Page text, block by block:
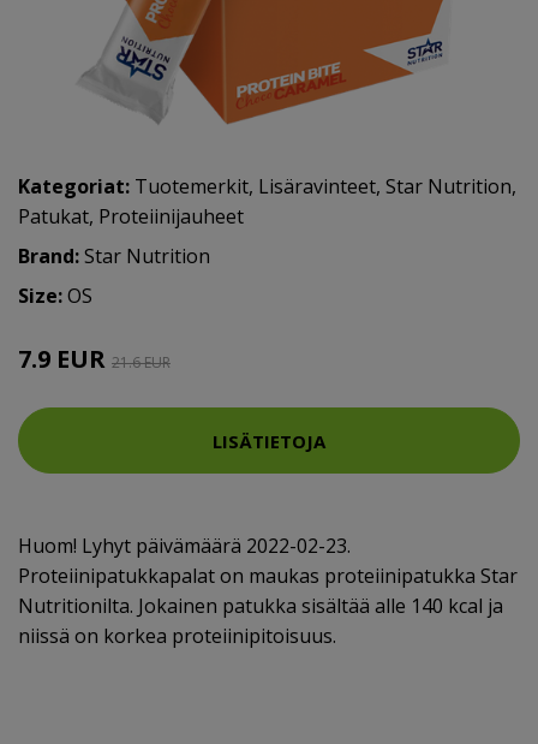
Kategoriat: Tuotemerkit, Lisäravinteet, Star Nutrition,
Patukat, Proteiinijauheet
Brand:Star Nutrition
Size:OS
7.9 EUR 21.6 EUR
LISÄTIETOJA
Huom! Lyhyt päivämäärä 2022-02-23.
Proteiinipatukkapalat on maukas proteiinipatukka Star
Nutritionilta. Jokainen patukka sisältää alle 140 kcal ja
niissä on korkea proteiinipitoisuus.